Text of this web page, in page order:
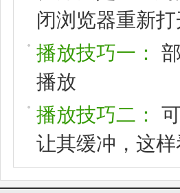
闭浏览器重新打
播放技巧一：
播放
播放技巧二：
让其缓冲，这